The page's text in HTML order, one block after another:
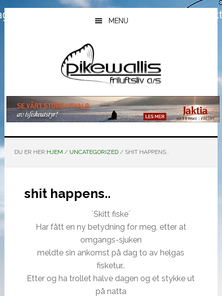
Hopp
til
Hopp
til
Hopp
til
MENU
DU ER HER:HJEM / UNCATEGORIZED /SHIT HAPPENS..
shit happens..
¨Skitt fiske¨
Har fått en ny betydning for meg, etter at
omgangs-sjuken
meldte sin ankomst på dag to av helgas
fisketur..
Etter og ha trollet halve dagen og et stykke ut
på natta